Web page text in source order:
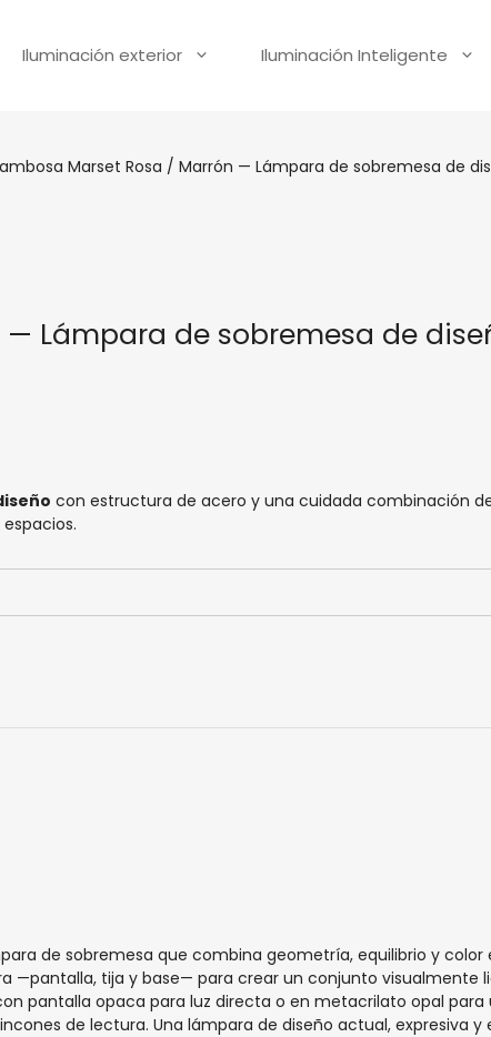
Iluminación exterior Iluminación Inteligente
Marset Rosa / Marrón — Lámpara de sobremesa de
Lámpara de sobremesa de
con estructura de acero y una cuidada combinación
de sobremesa que combina geometría, equilibrio y
—pantalla, tija y base— para crear un conjunto visualmente
pantalla opaca para luz directa o en metacrilato opal
de lectura. Una lámpara de diseño actual, expresiva